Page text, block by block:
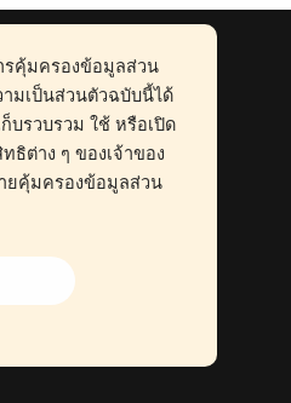
รคุ้มครองข้อมูลส่วน
มเป็นส่วนตัวฉบับนี้ได้
บรวบรวม ใช้ หรือเปิด
ธิต่าง ๆ ของเจ้าของ
คุ้มครองข้อมูลส่วน